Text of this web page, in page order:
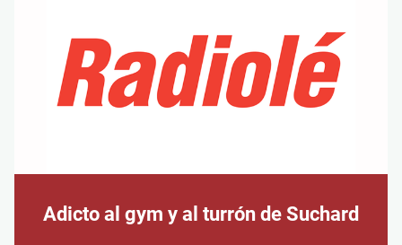
Adicto al gym y al turrón de Suchard